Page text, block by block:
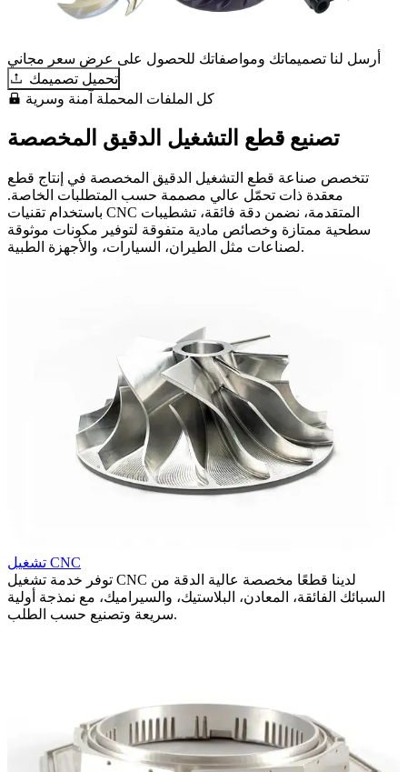
أرسل لنا تصميماتك ومواصفاتك للحصول على عرض سعر مجاني
تحميل تصميمك
كل الملفات المحملة آمنة وسرية
تصنيع قطع التشغيل الدقيق المخصصة
تتخصص صناعة قطع التشغيل الدقيق المخصصة في إنتاج قطع
معقدة ذات تحمّل عالي مصممة حسب المتطلبات الخاصة.
باستخدام تقنيات CNC المتقدمة، نضمن دقة فائقة، تشطيبات
سطحية ممتازة وخصائص مادية متفوقة لتوفير مكونات موثوقة
لصناعات مثل الطيران، السيارات، والأجهزة الطبية.
تشغيل CNC
توفر خدمة تشغيل CNC لدينا قطعًا مخصصة عالية الدقة من
السبائك الفائقة، المعادن، البلاستيك، والسيراميك، مع نمذجة أولية
سريعة وتصنيع حسب الطلب.